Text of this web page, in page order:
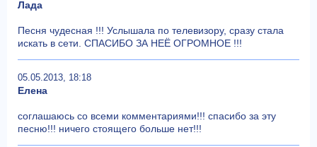
Лада
Песня чудесная !!! Услышала по телевизору, сразу стала
искать в сети. СПАСИБО ЗА НЕЁ ОГРОМНОЕ !!!
05.05.2013, 18:18
Елена
соглашаюсь со всеми комментариями!!! спасибо за эту
песню!!! ничего стоящего больше нет!!!